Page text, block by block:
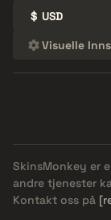
$ USD
Visuelle
SkinsMonkey er
andre tjenester
Kontakt oss på